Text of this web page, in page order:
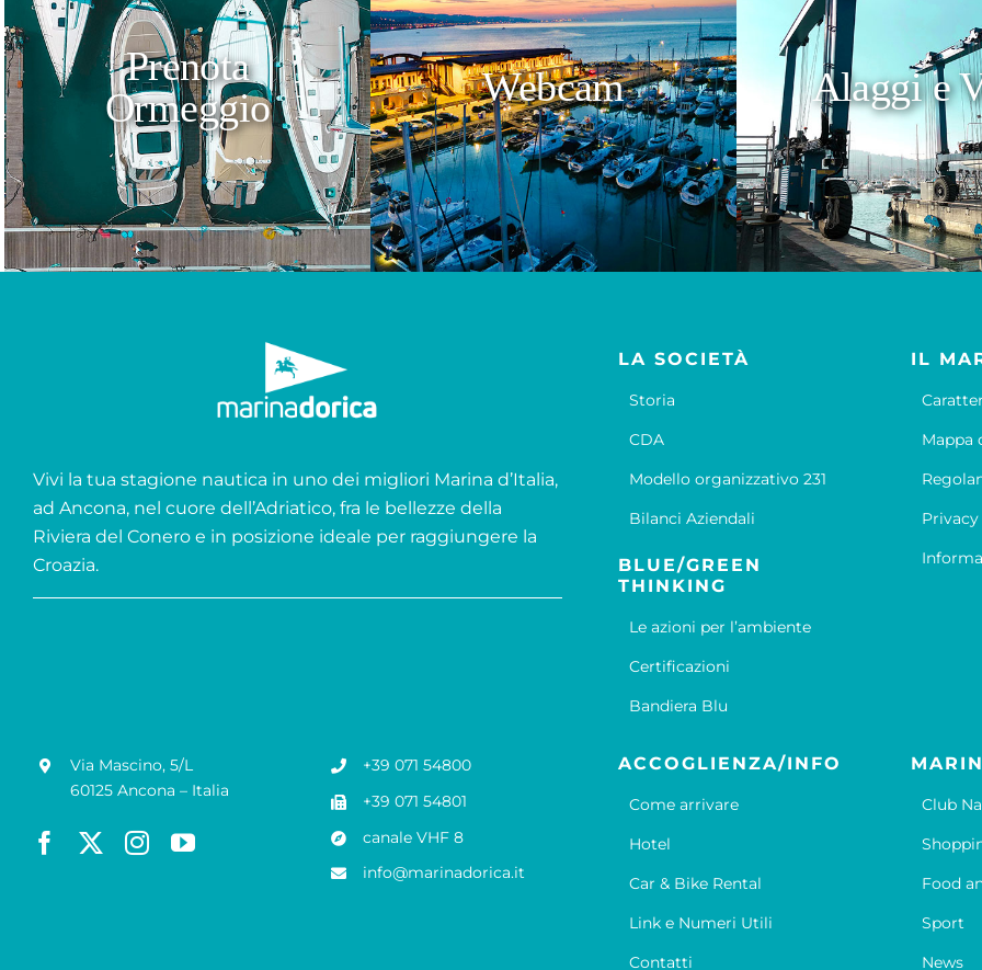
Prenota
Ormeggio
Webcam Alaggi e
Vivi la tua stagione nautica in uno dei migliori Marina d’Italia,
ad Ancona, nel cuore dell’Adriatico, fra le bellezze della
Riviera del Conero e in posizione ideale per raggiungere la
Croazia.
LA SOCIETÀ
Storia
CDA
Modello organizzativo 231
Bilanci Aziendali
BLUE/GREEN
THINKING
Le azioni per l’ambiente
Certificazioni
Bandiera Blu
IL
Mappa
Via Mascino, 5/L
60125 Ancona – Italia
+39 071 54800
+39 071 54801
canale VHF 8
info@marinadorica.it
ACCOGLIENZA/INFO
Come arrivare
Hotel
Car & Bike Rental
Link e Numeri Utili
Contatti
Club
Food
Sport
News